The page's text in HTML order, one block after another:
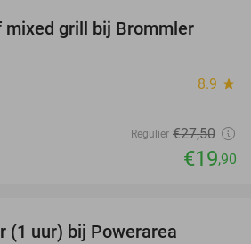
mixed grill bij Brommler
8.9 star
Regulier €27,50
€19,90
(1 uur) bij Powerarea